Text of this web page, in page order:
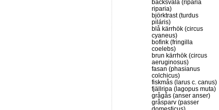
backsvala (riparia
riparia)
björktrast (turdus
piláris)
blå kärrhök (circus
cyaneus)
bofink (fringilla
coelebs)
brun kärrhök (circus
aeruginosus)
fasan (phasianus
colchicus)
fiskmås (larus c. canus)
fjällripa (lagopus muta)
grågås (anser anser)
gråsparv (passer